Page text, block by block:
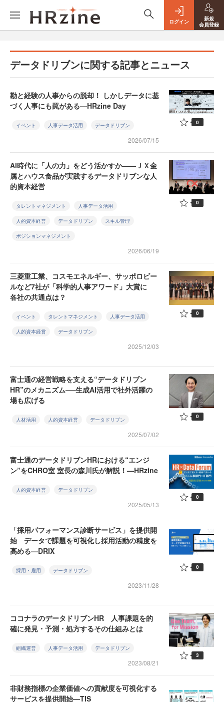
ログイン
新規
会員登録
データドリブンに関する記事とニュース
勘と経験の人事からの脱却！ しかしデータに基
づく人事にも罠がある—HRzine Day
イベント 人事データ活用 データドリブン
2026/07/15
0
AI時代に「人の力」をどう活かすか——ＪＸ金
属とハウス食品が実践するデータドリブンな人
的資本経営
タレントマネジメント 人事データ活用
人的資本経営 データドリブン スキル管理
ポジションマネジメント
2026/06/19
0
三菱重工業、コスモエネルギー、サッポロビー
ルなど7社が「科学的人事アワード」大賞に
各社の共通点は？
イベント タレントマネジメント 人事データ活用
人的資本経営 データドリブン
2025/12/03
0
富士通の経営戦略を支える“データドリブン
HR”のメカニズム──生成AI活用で社外活躍の
場も広げる
人材活用 人的資本経営 データドリブン
2025/07/02
0
富士通のデータドリブンHRにおける“エンジ
ン”をCHRO室 室長の森川氏が解説！—HRzine
人的資本経営 データドリブン
2025/05/13
0
「採用パフォーマンス診断サービス」を提供開
始 データで課題を可視化し採用活動の精度を
高める—DRIX
採用・雇用 データドリブン
2023/11/28
0
ココナラのデータドリブンHR 人事課題を的
確に発見・予測・処方するその仕組みとは
組織運営 人事データ活用 データドリブン
2023/08/21
3
非財務指標の企業価値への貢献度を可視化する
サービスを提供開始—TIS